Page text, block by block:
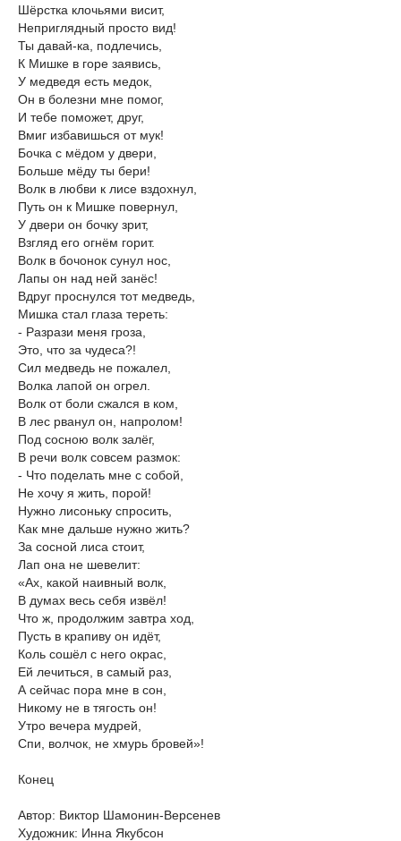
Шёрстка клочьями висит,
Неприглядный просто вид!
Ты давай-ка, подлечись,
К Мишке в горе заявись,
У медведя есть медок,
Он в болезни мне помог,
И тебе поможет, друг,
Вмиг избавишься от мук!
Бочка с мёдом у двери,
Больше мёду ты бери!
Волк в любви к лисе вздохнул,
Путь он к Мишке повернул,
У двери он бочку зрит,
Взгляд его огнём горит.
Волк в бочонок сунул нос,
Лапы он над ней занёс!
Вдруг проснулся тот медведь,
Мишка стал глаза тереть:
- Разрази меня гроза,
Это, что за чудеса?!
Сил медведь не пожалел,
Волка лапой он огрел.
Волк от боли сжался в ком,
В лес рванул он, напролом!
Под сосною волк залёг,
В речи волк совсем размок:
- Что поделать мне с собой,
Не хочу я жить, порой!
Нужно лисоньку спросить,
Как мне дальше нужно жить?
За сосной лиса стоит,
Лап она не шевелит:
«Ах, какой наивный волк,
В думах весь себя извёл!
Что ж, продолжим завтра ход,
Пусть в крапиву он идёт,
Коль сошёл с него окрас,
Ей лечиться, в самый раз,
А сейчас пора мне в сон,
Никому не в тягость он!
Утро вечера мудрей,
Спи, волчок, не хмурь бровей»!
Конец
Автор: Виктор Шамонин-Версенев
Художник: Инна Якубсон